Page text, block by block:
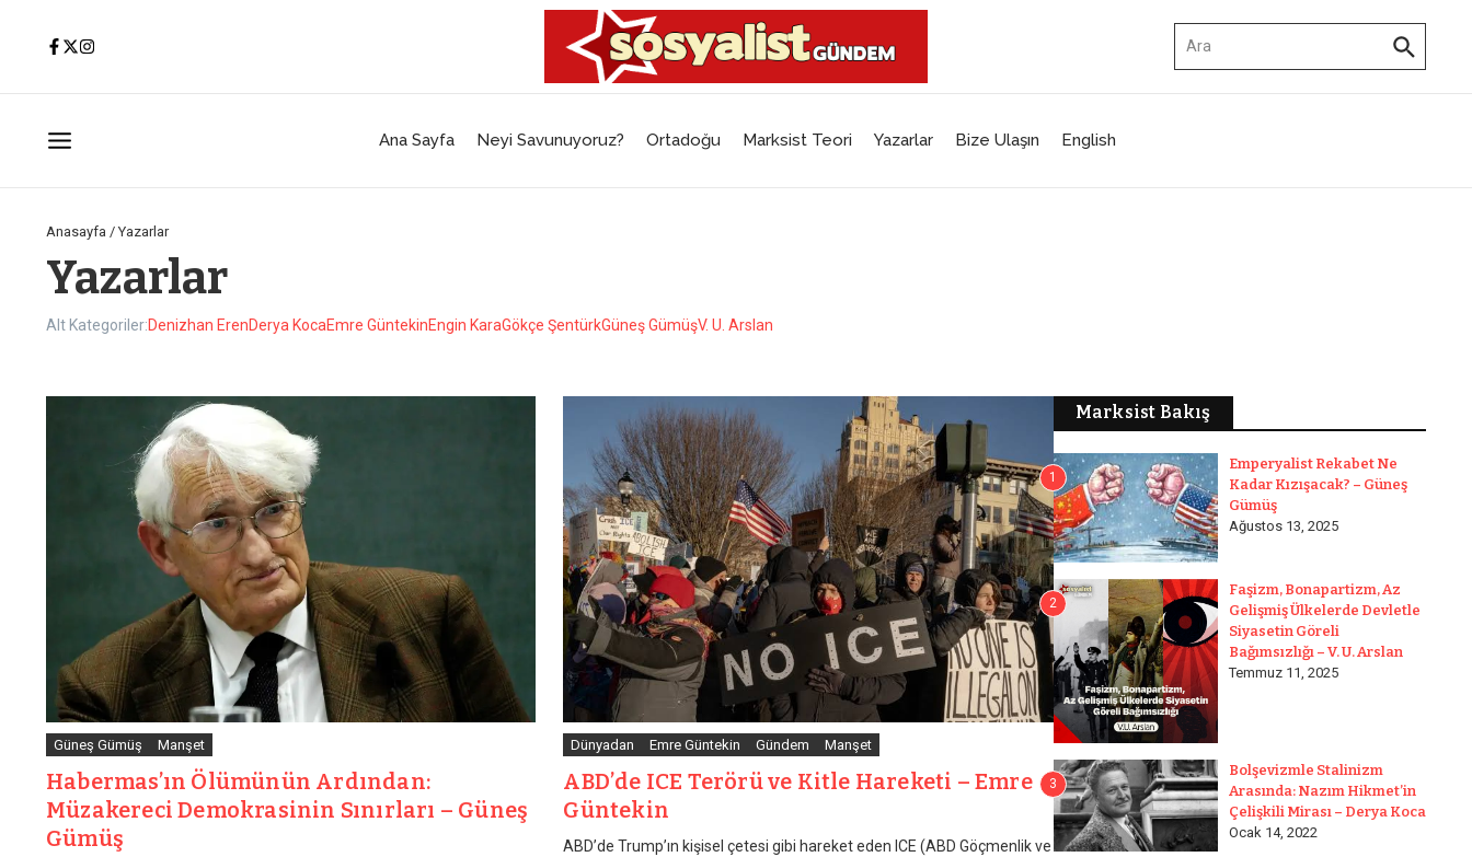
Ana Sayfa Neyi Savunuyoruz? Ortadoğu Marksist Teori Yazarlar Bize Ulaşın English
Anasayfa /Yazarlar
Yazarlar
Alt Kategoriler:Denizhan ErenDerya KocaEmre GüntekinEngin KaraGökçe ŞentürkGüneş GümüşV. U. Arslan
Güneş Gümüş Manşet
Habermas’ın Ölümünün Ardından:
Müzakereci Demokrasinin Sınırları – Güneş
Gümüş
Dünyadan Emre Güntekin Gündem Manşet
ABD’de ICE Terörü ve Kitle Hareketi – Emre
Güntekin
ABD’de Trump’ın kişisel çetesi gibi hareket eden ICE (ABD Göçmenlik ve
Marksist Bakış
1
Emperyalist Rekabet Ne
Kadar Kızışacak? – Güneş
Gümüş
Ağustos 13, 2025
2
Faşizm, Bonapartizm, Az
Gelişmiş Ülkelerde Devletle
Siyasetin Göreli
Bağımsızlığı – V. U. Arslan
Temmuz 11, 2025
3
Bolşevizmle Stalinizm
Arasında: Nazım Hikmet’in
Çelişkili Mirası – Derya Koca
Ocak 14, 2022